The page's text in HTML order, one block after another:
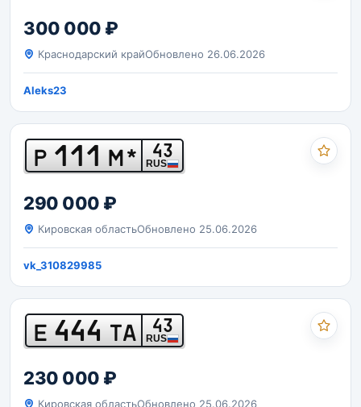
300 000 ₽
Краснодарский крайОбновлено 26.06.2026
Aleks23
Р 111 М* 43
RUS
290 000 ₽
Кировская областьОбновлено 25.06.2026
vk_310829985
Е 444 ТА 43
RUS
230 000 ₽
Кировская областьОбновлено 25.06.2026